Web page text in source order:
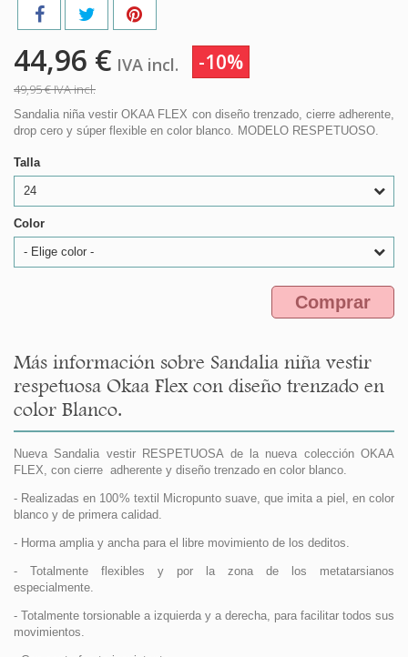
44,96 € IVA incl. -10%
49,95 €IVA incl.
Sandalia niña vestir OKAA FLEX con diseño trenzado, cierre adherente,
drop cero y súper flexible en color blanco. MODELO RESPETUOSO.
Talla
24
Color
- Elige color -
Comprar
Más información sobre Sandalia niña vestir
respetuosa Okaa Flex con diseño trenzado en
color Blanco.
Nueva Sandalia vestir RESPETUOSA de la nueva colección OKAA
FLEX, con cierre adherente y diseño trenzado en color blanco.
- Realizadas en 100% textil Micropunto suave, que imita a piel, en color
blanco y de primera calidad.
- Horma amplia y ancha para el libre movimiento de los deditos.
- Totalmente flexibles y por la zona de los metatarsianos
especialmente.
- Totalmente torsionable a izquierda y a derecha, para facilitar todos sus
movimientos.